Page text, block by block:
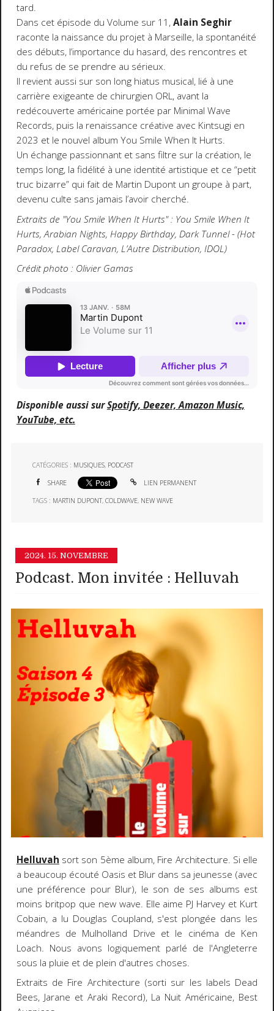
tard.
Dans cet épisode du Volume sur 11,Alain Seghir
raconte la naissance du projet à Marseille, la spontanéité
des débuts, l’importance du hasard, des rencontres et
du refus de se prendre au sérieux.
Il revient aussi sur son long hiatus musical, lié à une
carrière exigeante de chirurgien ORL, avant la
redécouverte américaine portée par Minimal Wave
Records, puis la renaissance créative avec Kintsugi en
2023 et le nouvel album You Smile When It Hurts.
Un échange passionnant et sans filtre sur la création, le
temps long, la fidélité à une identité artistique et ce “petit
truc bizarre” qui fait de Martin Dupont un groupe à part,
devenu culte sans jamais l’avoir cherché.
Extraits de "You Smile When It Hurts" : You Smile When It
Hurts, Arabian Nights, Happy Birthday, Dark Tunnel - (Hot
Paradox, Label Caravan, L’Autre Distribution, IDOL)
Crédit photo : Olivier Gamas
Disponible aussi surSpotify, Deezer, Amazon Music,
YouTube, etc.
CATÉGORIES : MUSIQUES, PODCAST
SHARE LIEN PERMANENT
TAGS : MARTIN DUPONT,COLDWAVE, NEW WAVE
2024. 15. NOVEMBRE
Podcast. Mon invitée : Helluvah
Helluvah sort son 5ème album, Fire Architecture. Si elle
a beaucoup écouté Oasis et Blur dans sa jeunesse (avec
une préférence pour Blur), le son de ses albums est
moins britpop que new wave. Elle aime PJ Harvey et Kurt
Cobain, a lu Douglas Coupland, s'est plongée dans les
méandres de Mulholland Drive et le cinéma de Ken
Loach. Nous avons logiquement parlé de l'Angleterre
sous la pluie et de plein d'autres choses.
Extraits de Fire Architecture (sorti sur les labels Dead
Bees, Jarane et Araki Record), La Nuit Américaine, Best